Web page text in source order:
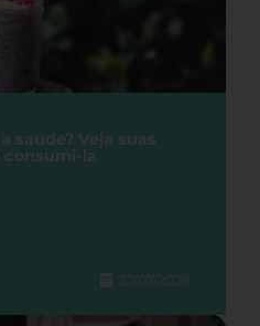
saúde? Veja suas
consumi-la
27/07/2026